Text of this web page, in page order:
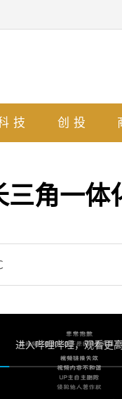
技 创投
三角一